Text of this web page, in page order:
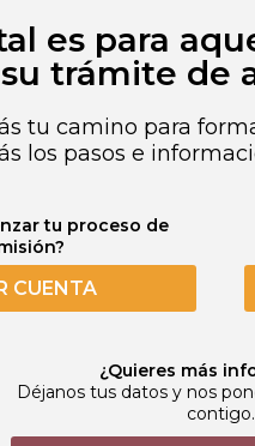
es para
trámite de
tu camino para
los pasos e
tu proceso de
CUENTA
¿Quieres más
Déjanos tus datos y nos
contigo.